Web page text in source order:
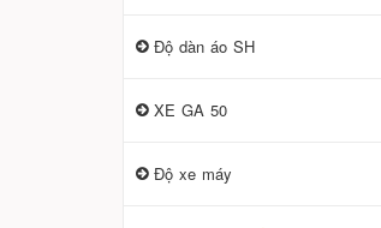
Độ dàn áo SH
XE GA 50
Độ xe máy